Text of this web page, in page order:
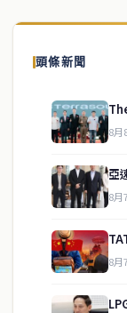
頭條新聞
8月
亞
8月
8月